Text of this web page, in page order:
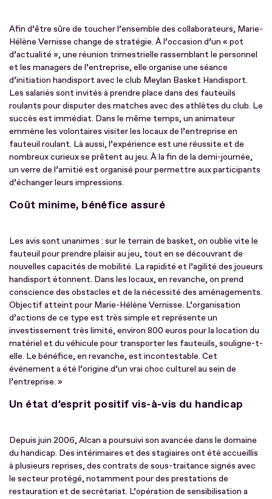
Afin d’être sûre de toucher l’ensemble des collaborateurs, Marie-
Hélène Vernisse change de stratégie. À l’occasion d’un « pot
d’actualité », une réunion trimestrielle rassemblant le personnel
et les managers de l’entreprise, elle organise une séance
d’initiation handisport avec le club Meylan Basket Handisport.
Les salariés sont invités à prendre place dans des fauteuils
roulants pour disputer des matches avec des athlètes du club. Le
succès est immédiat. Dans le même temps, un animateur
emmène les volontaires visiter les locaux de l’entreprise en
fauteuil roulant. Là aussi, l’expérience est une réussite et de
nombreux curieux se prêtent au jeu. À la fin de la demi-journée,
un verre de l’amitié est organisé pour permettre aux participants
d’échanger leurs impressions.
Coût minime, bénéfice assuré
Les avis sont unanimes : sur le terrain de basket, on oublie vite le
fauteuil pour prendre plaisir au jeu, tout en se découvrant de
nouvelles capacités de mobilité. La rapidité et l’agilité des joueurs
handisport étonnent. Dans les locaux, en revanche, on prend
conscience des obstacles et de la nécessité des aménagements.
Objectif atteint pour Marie-Hélène Vernisse. L’organisation
d’actions de ce type est très simple et représente un
investissement très limité, environ 800 euros pour la location du
matériel et du véhicule pour transporter les fauteuils, souligne-t-
elle. Le bénéfice, en revanche, est incontestable. Cet
événement a été l’origine d’un vrai choc culturel au sein de
l’entreprise. »
Un état d’esprit positif vis-à-vis du handicap
Depuis juin 2006, Alcan a poursuivi son avancée dans le domaine
du handicap. Des intérimaires et des stagiaires ont été accueillis
à plusieurs reprises, des contrats de sous-traitance signés avec
le secteur protégé, notamment pour des prestations de
restauration et de secrétariat. L’opération de sensibilisation a